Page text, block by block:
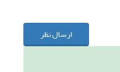
ارسال نظر